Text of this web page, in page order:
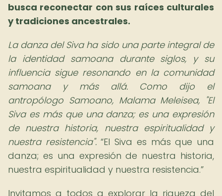
busca reconectar con sus raíces culturales
y tradiciones ancestrales.
La danza del Siva ha sido una parte integral de
la identidad samoana durante siglos, y su
influencia sigue resonando en la comunidad
samoana y más allá. Como dijo el
antropólogo Samoano, Malama Meleisea, "El
Siva es más que una danza; es una expresión
de nuestra historia, nuestra espiritualidad y
nuestra resistencia".
El Siva es más que una
danza; es una expresión de nuestra historia,
nuestra espiritualidad y nuestra resistencia.
Invitamos a todos a explorar la riqueza del